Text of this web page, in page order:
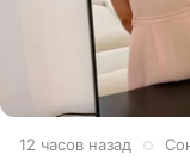
12 часов назад